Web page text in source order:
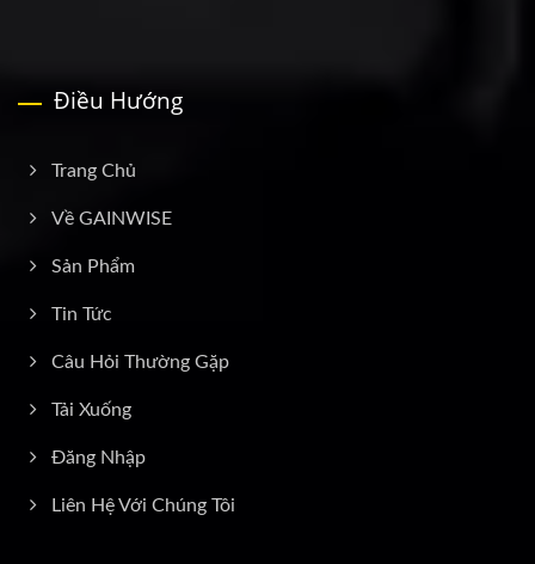
Điều Hướng
Trang Chủ
Về GAINWISE
Sản Phẩm
Tin Tức
Câu Hỏi Thường Gặp
Tải Xuống
Đăng Nhập
Liên Hệ Với Chúng Tôi